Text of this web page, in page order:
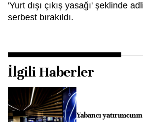
'Yurt dışı çıkış yasağı' şeklinde
serbest bırakıldı.
İlgili Haberler
Yabancı